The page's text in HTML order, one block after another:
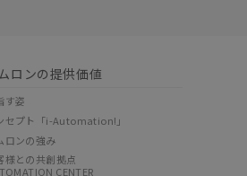
ロンの提供価値
す姿
セプト「i-Automation!」
ロンの強み
様との共創拠点
CENTER